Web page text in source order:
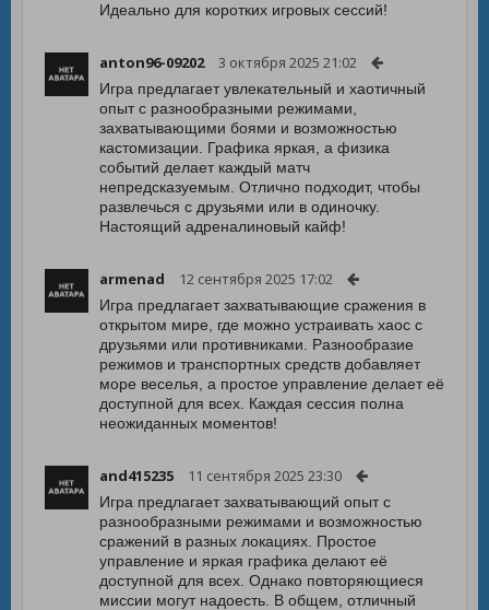
Идеально для коротких игровых сессий!
anton96-09202 3 октября 2025 21:02
Игра предлагает увлекательный и хаотичный
опыт с разнообразными режимами,
захватывающими боями и возможностью
кастомизации. Графика яркая, а физика
событий делает каждый матч
непредсказуемым. Отлично подходит, чтобы
развлечься с друзьями или в одиночку.
Настоящий адреналиновый кайф!
armenad 12 сентября 2025 17:02
Игра предлагает захватывающие сражения в
открытом мире, где можно устраивать хаос с
друзьями или противниками. Разнообразие
режимов и транспортных средств добавляет
море веселья, а простое управление делает её
доступной для всех. Каждая сессия полна
неожиданных моментов!
and415235 11 сентября 2025 23:30
Игра предлагает захватывающий опыт с
разнообразными режимами и возможностью
сражений в разных локациях. Простое
управление и яркая графика делают её
доступной для всех. Однако повторяющиеся
миссии могут надоесть. В общем, отличный